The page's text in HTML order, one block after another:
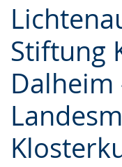
Stiftung
Dalheim
Leichten
Sprache
wechseln.
Audio-
Unterstützung.
Video
in
Deutscher
Gebärdensprache
angezeigt.